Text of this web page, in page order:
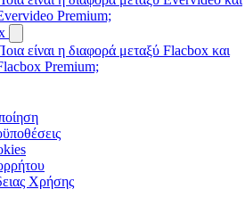
Premium;
είναι η διαφορά μεταξύ Flacbox και
Premium;
Χρήσης